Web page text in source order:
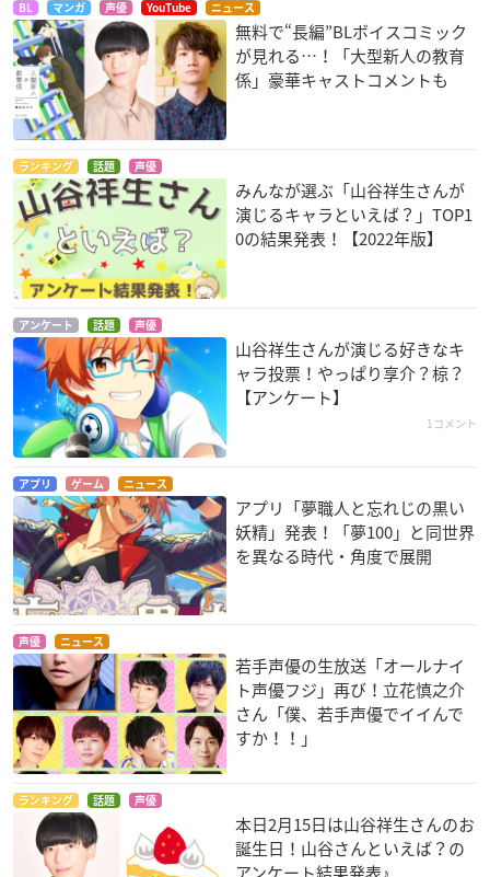
BL マンガ 声優 YouTube ニュース
無料で“長編”BLボイスコミック
が見れる…！「大型新人の教育
係」豪華キャストコメントも
ランキング 話題 声優
みんなが選ぶ「山谷祥生さんが
演じるキャラといえば？」TOP1
0の結果発表！【2022年版】
アンケート 話題 声優
山谷祥生さんが演じる好きなキ
ャラ投票！やっぱり享介？椋？
【アンケート】
1コメント
アプリ ゲーム ニュース
アプリ「夢職人と忘れじの黒い
妖精」発表！「夢100」と同世界
を異なる時代・角度で展開
声優 ニュース
若手声優の生放送「オールナイ
ト声優フジ」再び！立花慎之介
さん「僕、若手声優でイイんで
すか！！」
ランキング 話題 声優
本日2月15日は山谷祥生さんのお
誕生日！山谷さんといえば？の